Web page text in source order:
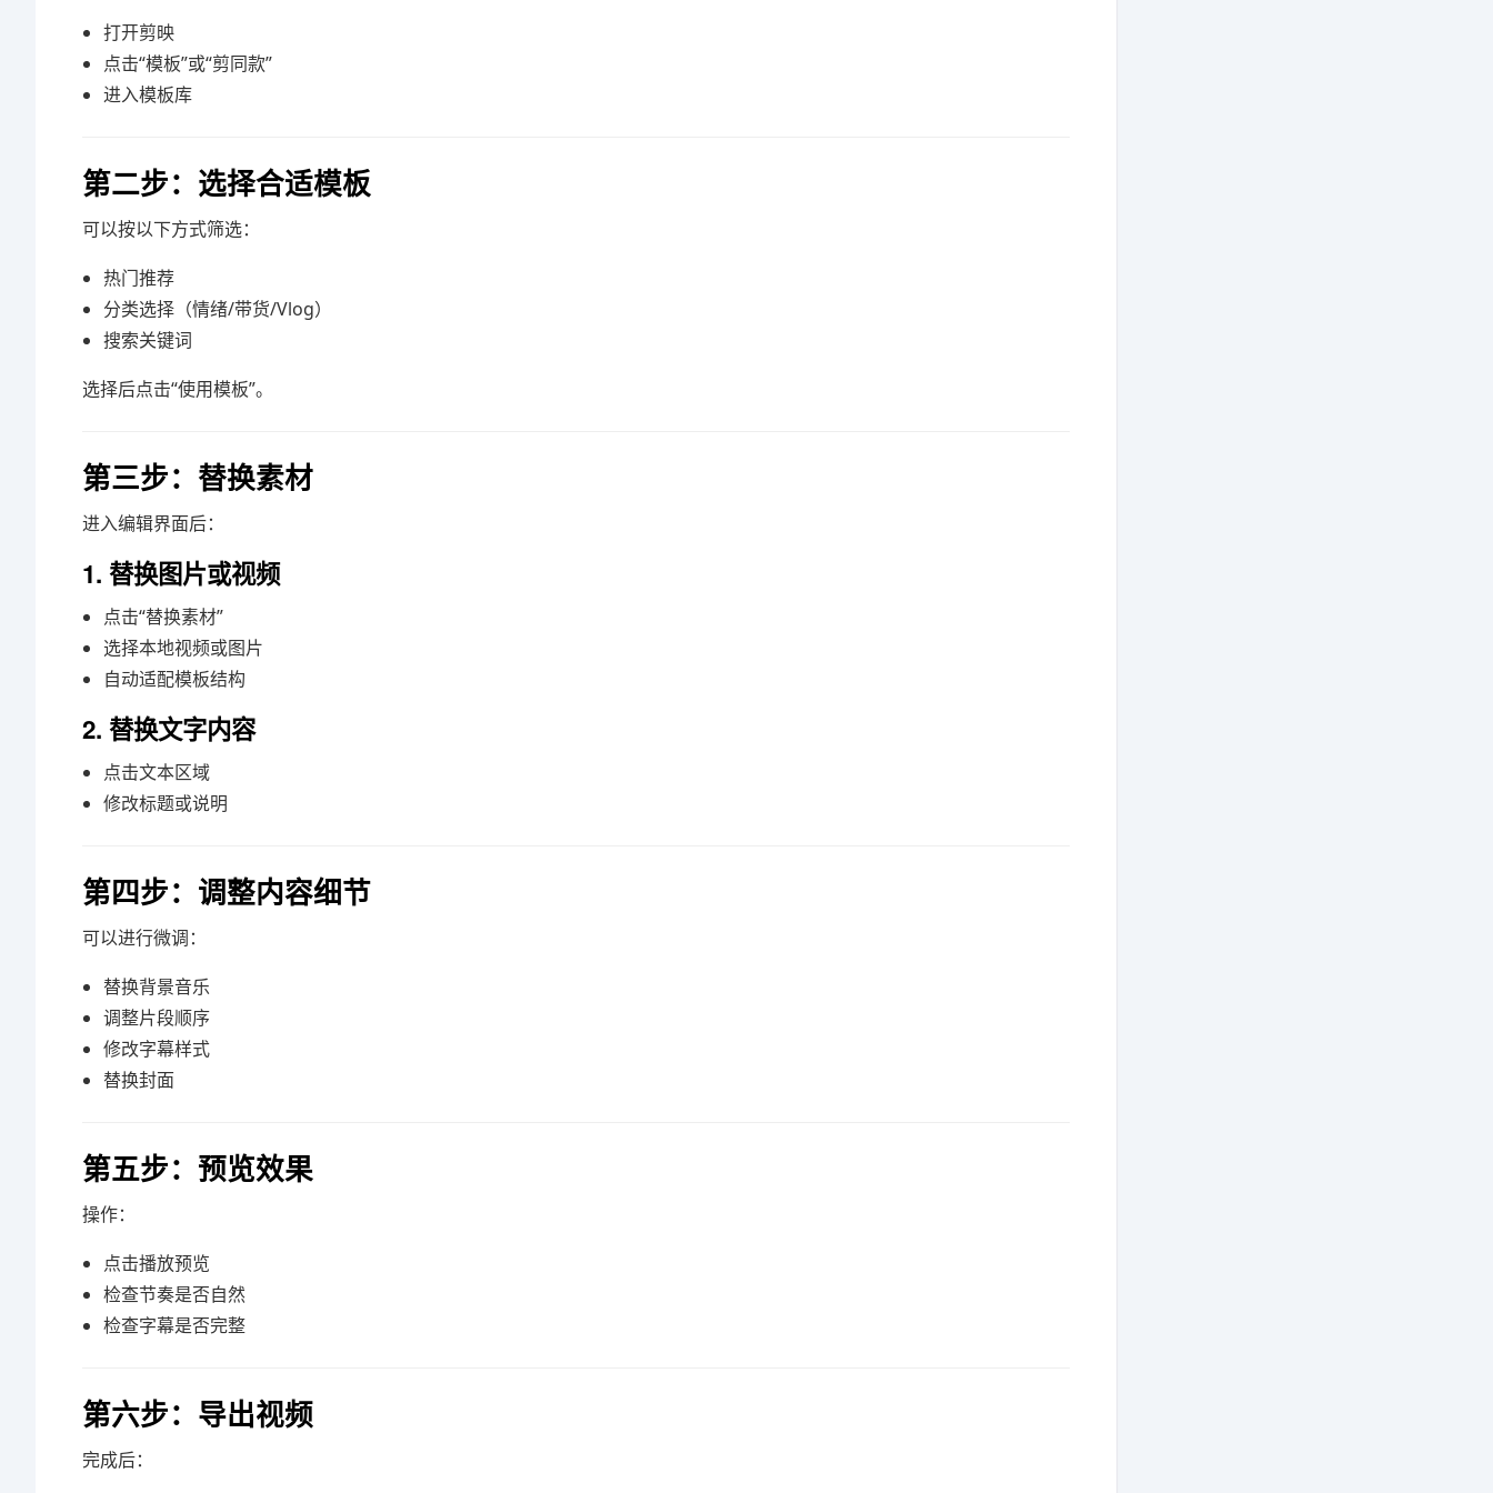
打开剪映
点击“模板”或“剪同款”
进入模板库
第二步：选择合适模板
可以按以下方式筛选：
热门推荐
分类选择（情绪/带货/Vlog）
搜索关键词
选择后点击“使用模板”。
第三步：替换素材
进入编辑界面后：
1. 替换图片或视频
点击“替换素材”
选择本地视频或图片
自动适配模板结构
2. 替换文字内容
点击文本区域
修改标题或说明
第四步：调整内容细节
可以进行微调：
替换背景音乐
调整片段顺序
修改字幕样式
替换封面
第五步：预览效果
操作：
点击播放预览
检查节奏是否自然
检查字幕是否完整
第六步：导出视频
完成后：